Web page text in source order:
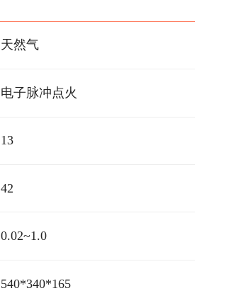
天然气
电子脉冲点火
13
42
0.02~1.0
540*340*165